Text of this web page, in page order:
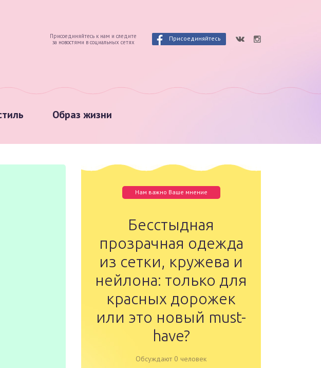
Образ жизни
Присоединяйтесь к нам и следите
за новостями в социальных сетях
Присоединяйтесь
Нам важно Ваше мнение
Бесстыдная
прозрачная одежда
из сетки, кружева и
нейлона: только для
красных дорожек
или это новый must-
have?
Обсуждают 0 человек